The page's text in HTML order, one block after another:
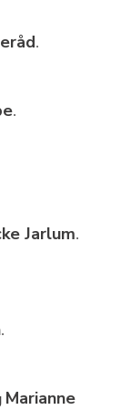
.
.
Jarlum.
.
Marianne